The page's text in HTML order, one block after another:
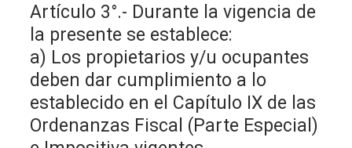
Artículo 3°.- Durante la vigencia de
la presente se establece:
a) Los propietarios y/u ocupantes
deben dar cumplimiento a lo
establecido en el Capítulo IX de las
Ordenanzas Fiscal (Parte Especial)